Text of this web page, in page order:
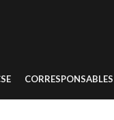
CORRESPONSABLES